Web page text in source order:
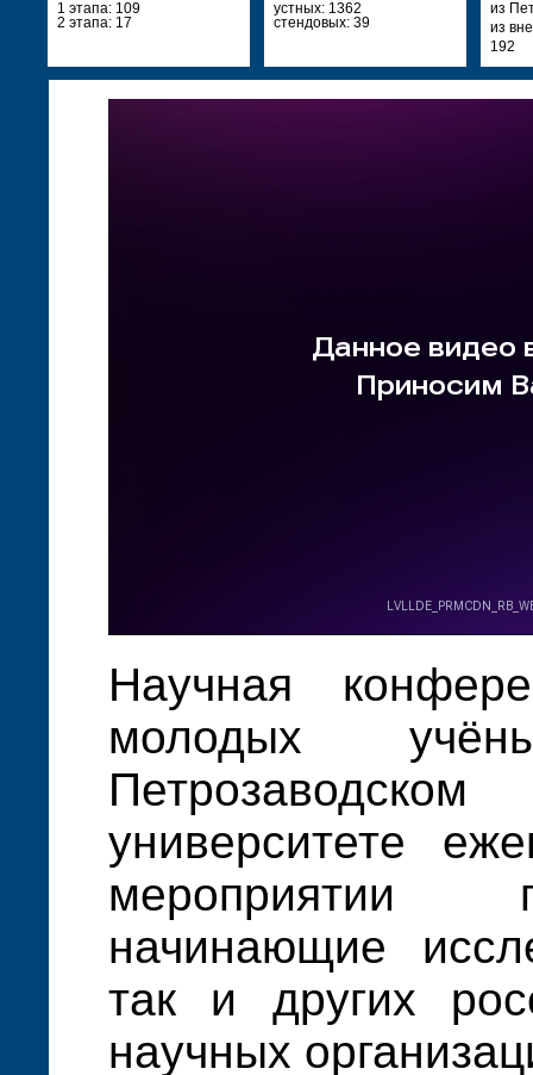
1 этапа: 109
2 этапа: 17
устных: 1362
стендовых: 39
из
из
192
Научная
молодых
университете
мероприятии
начинающие
так и других
научных